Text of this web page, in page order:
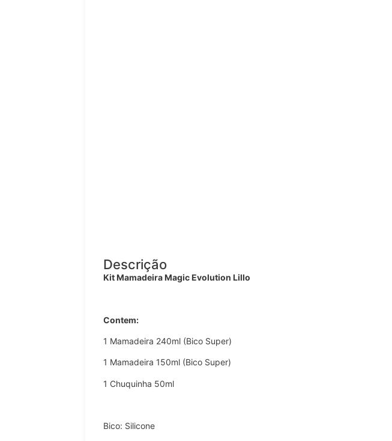
Descrição
Kit Mamadeira Magic Evolution Lillo
Contem:
1 Mamadeira 240ml (Bico Super)
1 Mamadeira 150ml (Bico Super)
1 Chuquinha 50ml
Bico: Silicone